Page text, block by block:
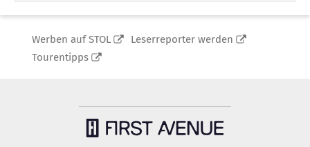
Werben auf STOL
Leserreporter werden
Tourentipps